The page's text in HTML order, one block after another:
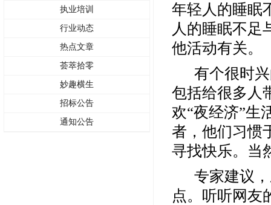
执业培训
行业动态
热点文章
荟萃拾零
妙趣横生
招标公告
通知公告
年轻人的睡眠
人的睡眠不足
他活动有关。
有个很时
包括给很多
欢“夜经济”生
者，他们习惯
寻找快乐。当
专家建议
点。听听网友